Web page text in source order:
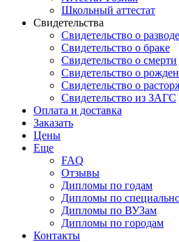
Школьный аттестат
Свидетельства
Свидетельство о разводе
Свидетельство о браке
Свидетельство о смерти
Свидетельство о
Свидетельство о
Свидетельство из ЗАГС
Оплата и доставка
Заказать
Цены
Еще
FAQ
Отзывы
Дипломы по годам
Дипломы по
Дипломы по ВУЗам
Дипломы по городам
Контакты